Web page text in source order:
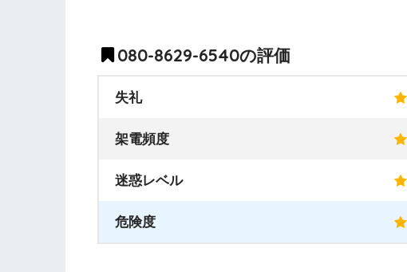
080-8629-6540の評価
失礼
架電頻度
迷惑レベル
危険度